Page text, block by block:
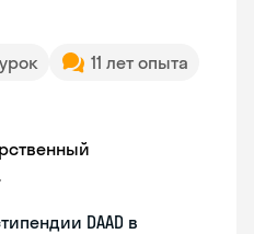
11 лет опыта
DAAD в